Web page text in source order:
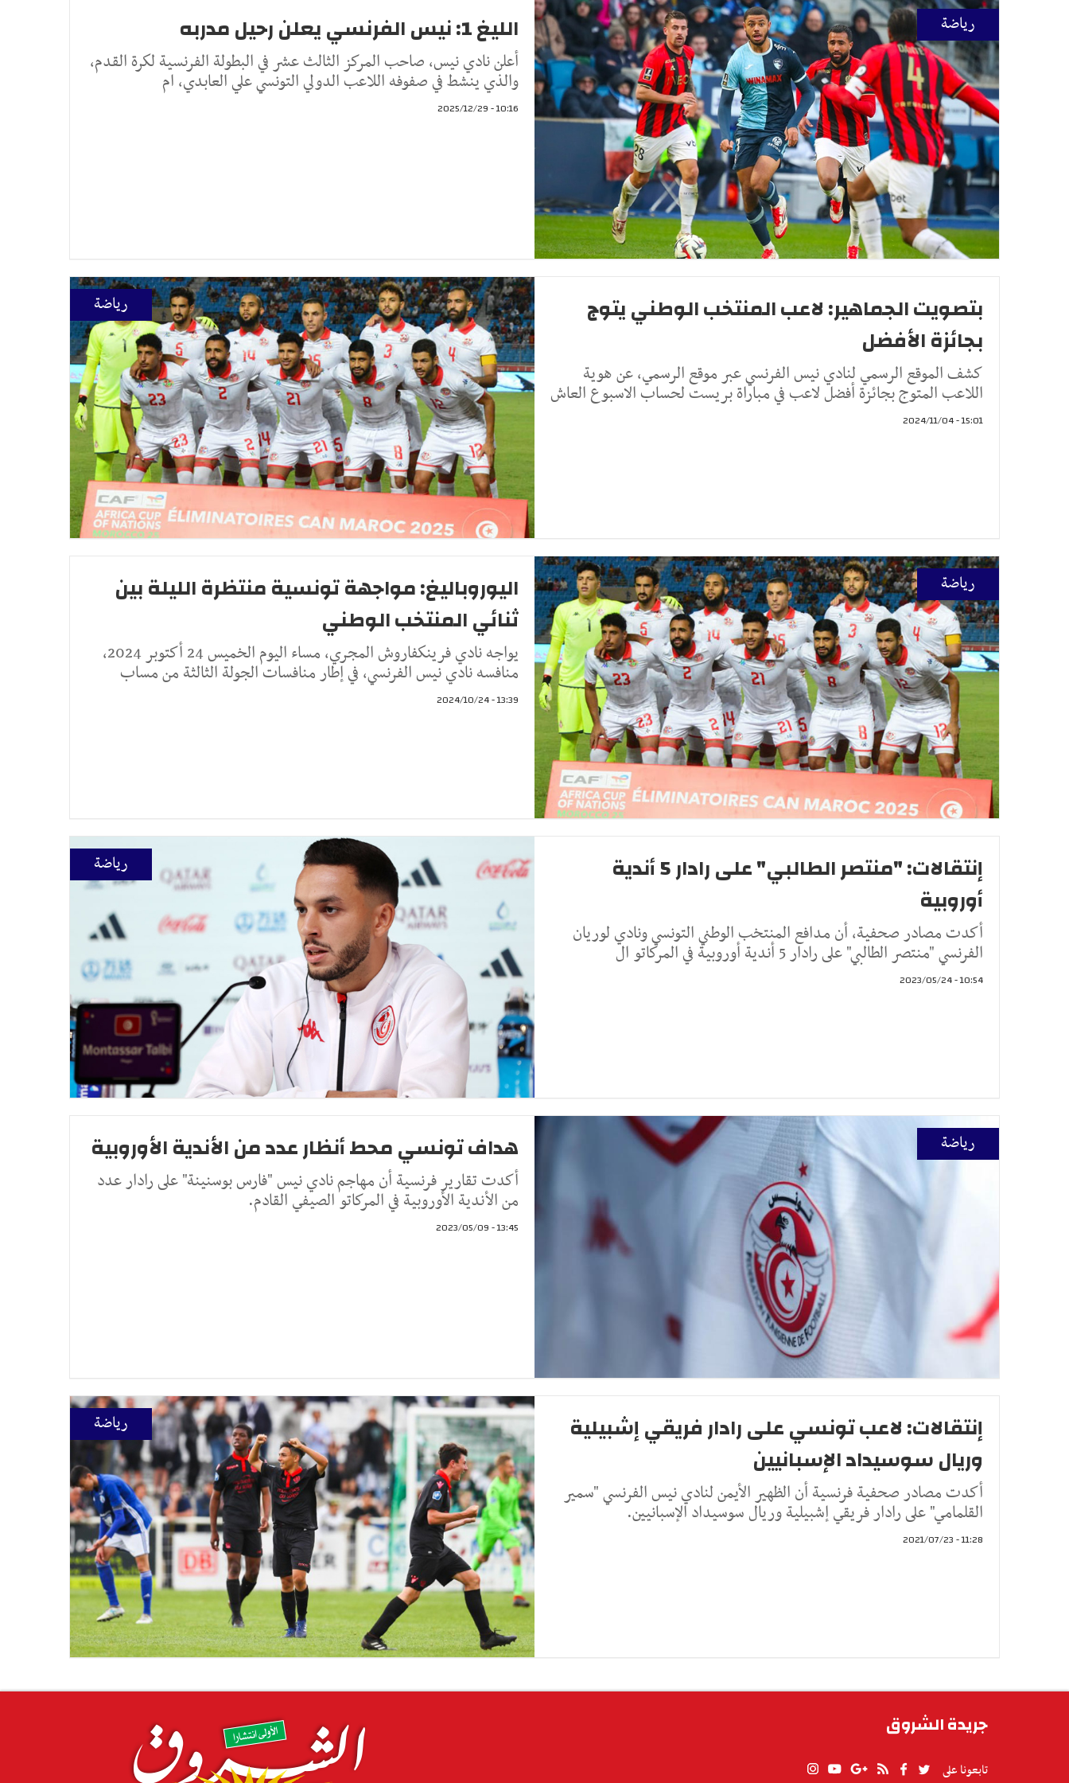
رياضة الليغ 1: نيس الفرنسي يعلن رحيل مدربه
أعلن نادي نيس، صاحب المركز الثالث عشر في البطولة الفرنسية لكرة القدم،
والذي ينشط في صفوفه اللاعب الدولي التونسي علي العابدي، ام
10:16 - 2025/12/29
رياضة
بتصويت الجماهير: لاعب المنتخب الوطني يتوج
بجائزة الأفضل
كشف الموقع الرسمي لنادي نيس الفرنسي عبر موقع الرسمي، عن هوية
اللاعب المتوج بجائزة أفضل لاعب في مباراة بريست لحساب الاسبوع العاش
15:01 - 2024/11/04
رياضة
اليوروباليغ: مواجهة تونسية منتظرة الليلة بين
ثنائي المنتخب الوطني
يواجه نادي فرينكفاروش المجري، مساء اليوم الخميس 24 أكتوبر 2024،
منافسه نادي نيس الفرنسي، في إطار منافسات الجولة الثالثة من مساب
13:39 - 2024/10/24
رياضة
إنتقالات: "منتصر الطالبي" على رادار 5 أندية
أوروبية
أكدت مصادر صحفية، أن مدافع المنتخب الوطني التونسي ونادي لوريان
الفرنسي "منتصر الطالبي" على رادار 5 أندية أوروبية في المركاتو ال
10:54 - 2023/05/24
رياضة هداف تونسي محط أنظار عدد من الأندية الأوروبية
أكدت تقارير فرنسية أن مهاجم نادي نيس "فارس بوسنينة" على رادار عدد
من الأندية الأوروبية في المركاتو الصيفي القادم.
13:45 - 2023/05/09
رياضة
إنتقالات: لاعب تونسي على رادار فريقي إشبيلية
وريال سوسيداد الإسبانيين
أكدت مصادر صحفية فرنسية أن الظهير الأيمن لنادي نيس الفرنسي "سمير
القلمامي" على رادار فريقي إشبيلية وريال سوسيداد الإسبانيين.
11:28 - 2021/07/23
جريدة الشروق
تابعونا على